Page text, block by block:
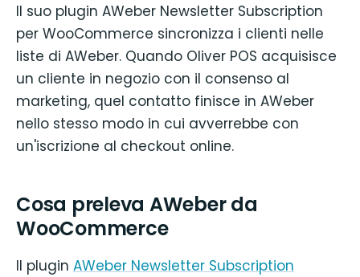
Il suo plugin AWeber Newsletter Subscription
per WooCommerce sincronizza i clienti nelle
liste di AWeber. Quando Oliver POS acquisisce
un cliente in negozio con il consenso al
marketing, quel contatto finisce in AWeber
nello stesso modo in cui avverrebbe con
un'iscrizione al checkout online.
Cosa preleva AWeber da
WooCommerce
Il plugin AWeber Newsletter Subscription